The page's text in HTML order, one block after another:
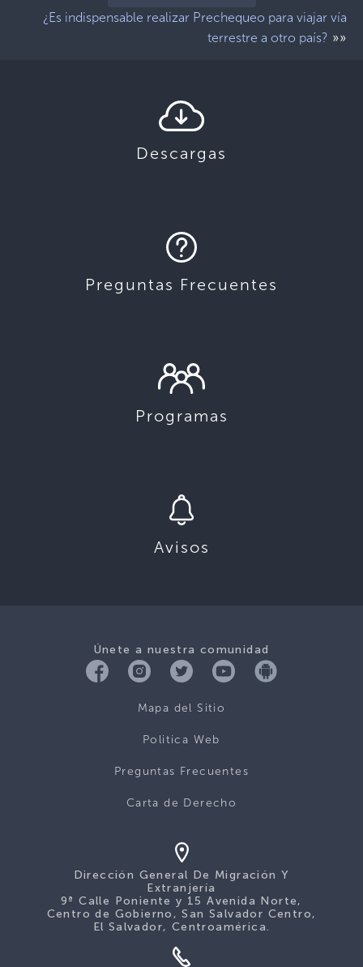
¿Es indispensable realizar Prechequeo para viajar vía
terrestre a otro país? »»
Descargas
Preguntas Frecuentes
Programas
Avisos
Únete a nuestra comunidad
Mapa del Sitio
Politica Web
Preguntas Frecuentes
Carta de Derecho
Dirección General De Migración Y
Extranjería
9ª Calle Poniente y 15 Avenida Norte,
Centro de Gobierno, San Salvador Centro,
El Salvador, Centroamérica.